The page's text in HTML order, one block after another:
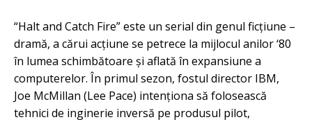
“Halt and Catch Fire” este un serial din genul ficţiune –
dramă, a cărui acţiune se petrece la mijlocul anilor ‘80
în lumea schimbătoare şi aflată în expansiune a
computerelor. În primul sezon, fostul director IBM,
Joe McMillan (Lee Pace) intenţiona să folosească
tehnici de inginerie inversă pe produsul pilot,